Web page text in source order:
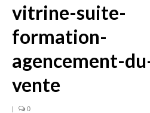
MERCHANDISING
vitrine-suite-
formation-
agencement-
vente
| 0